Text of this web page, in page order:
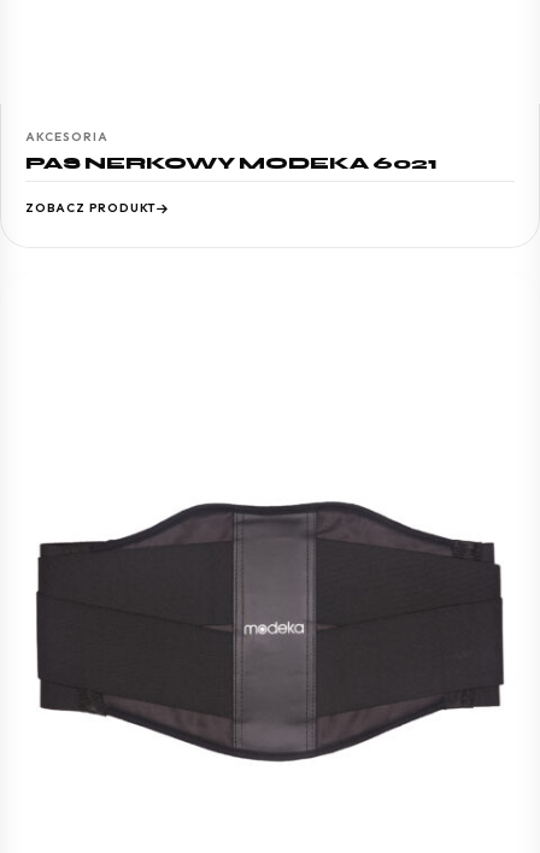
AKCESORIA
PAS NERKOWY MODEKA 6021
ZOBACZ PRODUKT